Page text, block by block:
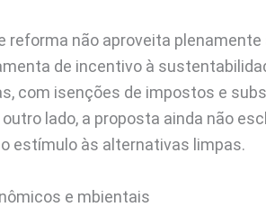
reforma não aproveita
de incentivo à
com isenções de impostos e
outro lado, a proposta ainda não
estímulo às alternativas limpas.
e mbientais